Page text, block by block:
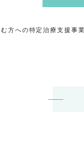
方への特定治療支援事